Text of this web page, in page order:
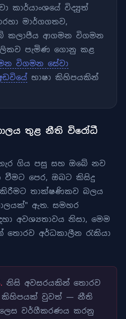
කාර්යාංශයේ විද්‍යුත්
මාර්ගගතව,
කලාපීය ආගමන විගමන
පැමිණ ගොනු කළ
විගමන සේවා
භාෂා කිහිපයකින්
තුළ නීති විරෝධී
ගිය පසු සහ ඔබේ නව
වීමට පෙර, ඔබට කිසිදු
කිරීමට තාක්ෂණිකව බලය
ඇත. සමහර
අවශ්‍යතාවය නිසා, මෙම
තොරව අර්ධකාලීන රැකියා
නිසි අවසරයකින් තොරව
කිහිපයක් වුවත් — නීති
ලෙස වර්ගීකරණය කරනු